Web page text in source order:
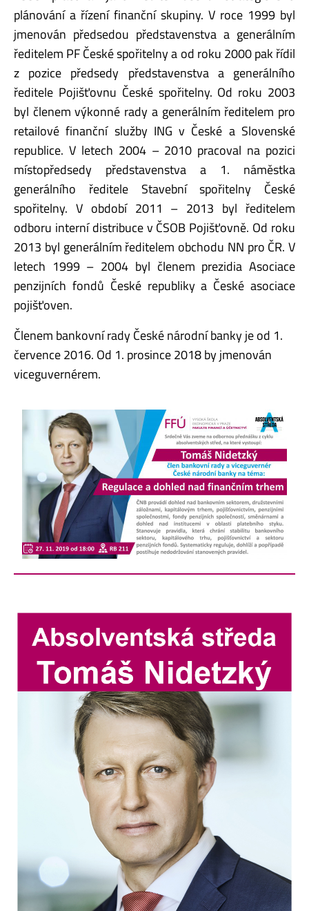
plánování a řízení finanční skupiny. V roce 1999 byl
jmenován předsedou představenstva a generálním
ředitelem PF České spořitelny a od roku 2000 pak řídil
z pozice předsedy představenstva a generálního
ředitele Pojišťovnu České spořitelny. Od roku 2003
byl členem výkonné rady a generálním ředitelem pro
retailové finanční služby ING v České a Slovenské
republice. V letech 2004 – 2010 pracoval na pozici
místopředsedy představenstva a 1. náměstka
generálního ředitele Stavební spořitelny České
spořitelny. V období 2011 – 2013 byl ředitelem
odboru interní distribuce v ČSOB Pojišťovně. Od roku
2013 byl generálním ředitelem obchodu NN pro ČR. V
letech 1999 – 2004 byl členem prezidia Asociace
penzijních fondů České republiky a České asociace
pojišťoven.
Členem bankovní rady České národní banky je od 1.
července 2016. Od 1. prosince 2018 by jmenován
viceguvernérem.